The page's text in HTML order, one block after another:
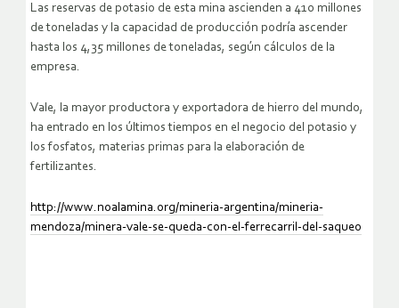
Las reservas de potasio de esta mina ascienden a 410 millones
de toneladas y la capacidad de producción podría ascender
hasta los 4,35 millones de toneladas, según cálculos de la
empresa.
Vale, la mayor productora y exportadora de hierro del mundo,
ha entrado en los últimos tiempos en el negocio del potasio y
los fosfatos, materias primas para la elaboración de
fertilizantes.
http://www.noalamina.org/mineria-argentina/mineria-
mendoza/minera-vale-se-queda-con-el-ferrecarril-del-saqueo